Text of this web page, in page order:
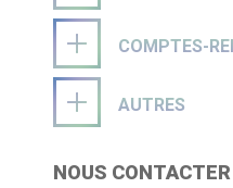
COMPTES-
AUTRES
NOUS CONTACTER